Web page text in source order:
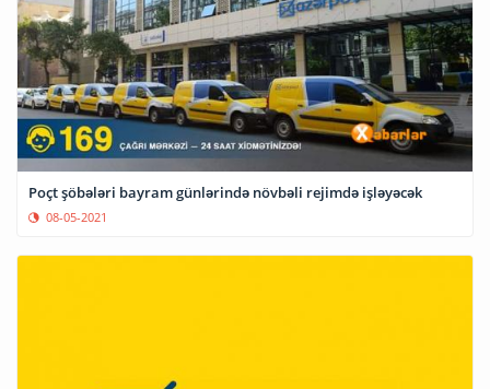
Poçt şöbələri bayram günlərində növbəli rejimdə işləyəcək
08-05-2021